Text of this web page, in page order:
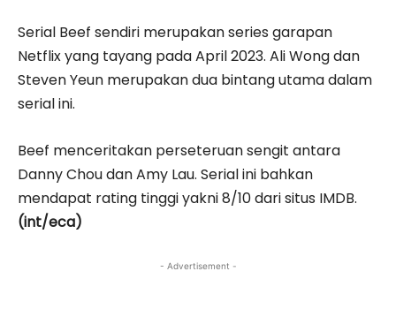
Serial Beef sendiri merupakan series garapan
Netflix yang tayang pada April 2023. Ali Wong dan
Steven Yeun merupakan dua bintang utama dalam
serial ini.
Beef menceritakan perseteruan sengit antara
Danny Chou dan Amy Lau. Serial ini bahkan
mendapat rating tinggi yakni 8/10 dari situs IMDB.
(int/eca)
- Advertisement -